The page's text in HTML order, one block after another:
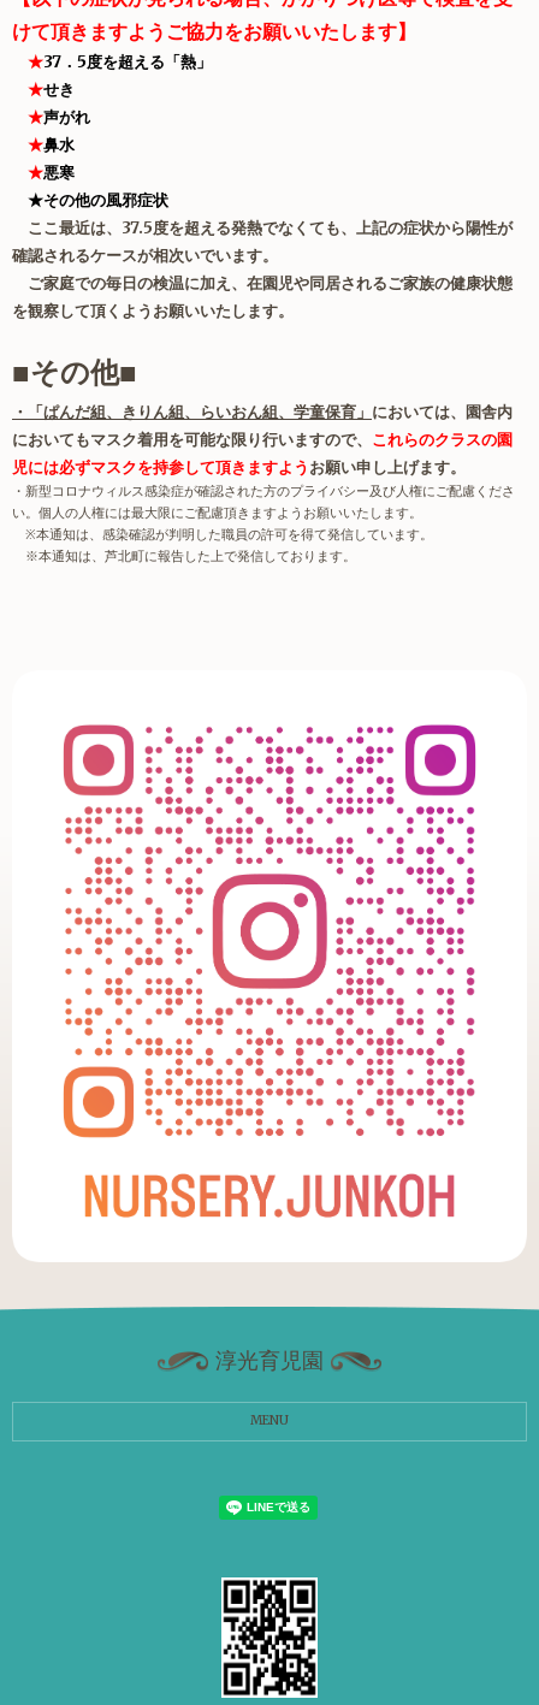
けて頂きますようご協力をお願いいたします】
★37．5度を超える「熱」
★せき
★声がれ
★鼻水
★悪寒
★その他の風邪症状
ここ最近は、37.5度を超える発熱でなくても、上記の症状から陽性が
確認されるケースが相次いでいます。
ご家庭での毎日の検温に加え、在園児や同居されるご家族の健康状態
を観察して頂くようお願いいたします。
■その他■
・「ぱんだ組、きりん組、らいおん組、学童保育」 においては、園舎内
においてもマスク着用を可能な限り行いますので、 これらのクラスの園
児には必ずマスクを持参して頂きますよう お願い申し上げます。
・新型コロナウィルス感染症が確認された方のプライバシー及び人権にご配慮くださ
い。個人の人権には最大限にご配慮頂きますようお願いいたします。
※本通知は、感染確認が判明した職員の許可を得て発信しています。
※本通知は、芦北町に報告した上で発信しております。
淳光育児園
MENU